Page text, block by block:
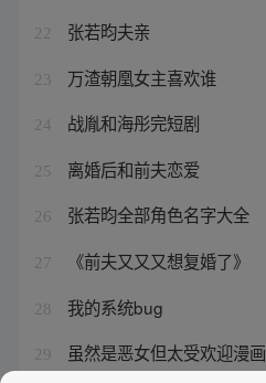
22 张若昀夫亲
23 万渣朝凰女主喜欢谁
24 战胤和海彤完短剧
25 离婚后和前夫恋爱
26 张若昀全部角色名字大全
27 《前夫又又又想复婚了》
28 我的系统bug
29 虽然是恶女但太受欢迎漫画